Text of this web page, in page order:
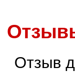
Отзыв